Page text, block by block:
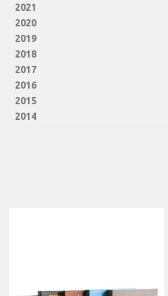
2021
2020
2019
2018
2017
2016
2015
2014